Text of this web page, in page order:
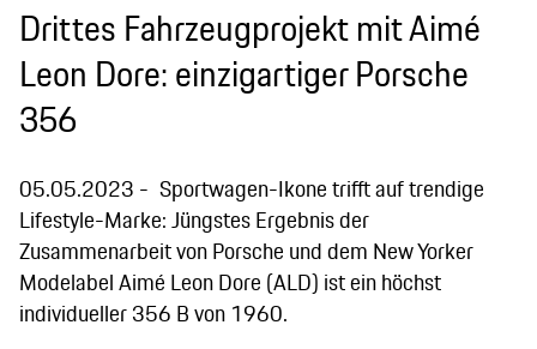
Drittes Fahrzeugprojekt mit Aimé
Leon Dore: einzigartiger Porsche
356
05.05.2023
Sportwagen-Ikone trifft auf trendige
Lifestyle-Marke: Jüngstes Ergebnis der
Zusammenarbeit von Porsche und dem New Yorker
Modelabel Aimé Leon Dore (ALD) ist ein höchst
individueller 356 B von 1960.